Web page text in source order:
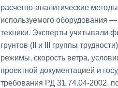
расчетно-аналитические
используемого оборудования —
техники. Эксперты учитывали
грунтов (II и III группы
режимы, скорость ветра,
проектной документацией и
требования РД 31.74.04-2002,